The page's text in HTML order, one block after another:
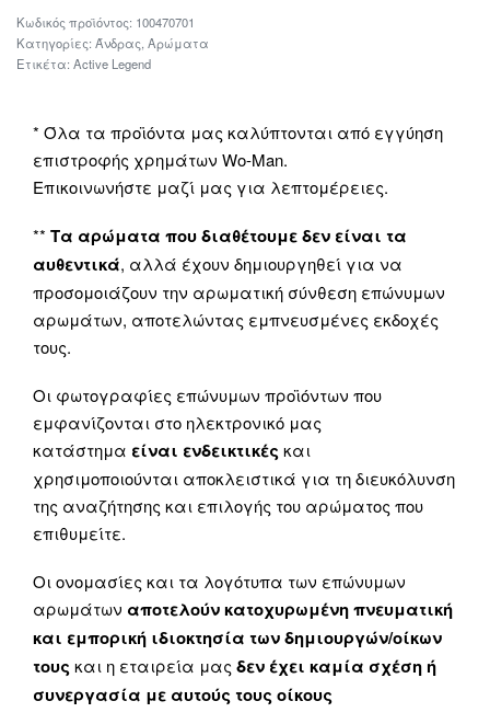
100470701
Κατηγορίες: Άνδρας, Αρώματα
Ετικέτα: Active Legend
* Όλα τα προϊόντα μας καλύπτονται από εγγύηση
επιστροφής χρημάτων Wo-Man.
Επικοινωνήστε μαζί μας για λεπτομέρειες.
** Τα αρώματα που διαθέτουμε δεν είναι τα
αυθεντικά, αλλά έχουν δημιουργηθεί για να
προσομοιάζουν την αρωματική σύνθεση επώνυμων
αρωμάτων, αποτελώντας εμπνευσμένες εκδοχές
τους.
Οι φωτογραφίες επώνυμων προϊόντων που
εμφανίζονται στο ηλεκτρονικό μας
κατάστημα είναι ενδεικτικές και
χρησιμοποιούνται αποκλειστικά για τη διευκόλυνση
της αναζήτησης και επιλογής του αρώματος που
επιθυμείτε.
Οι ονομασίες και τα λογότυπα των επώνυμων
αρωμάτων αποτελούν κατοχυρωμένη πνευματική
και εμπορική ιδιοκτησία των δημιουργών/οίκων
τους και η εταιρεία μας δεν έχει καμία σχέση ή
συνεργασία με αυτούς τους οίκους